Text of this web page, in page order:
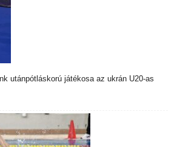
utánpótláskorú játékosa az ukrán U20-as